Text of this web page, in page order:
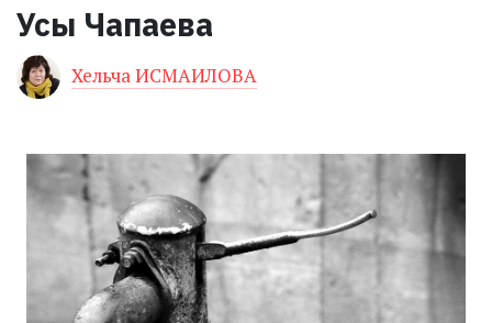
Усы Чапаева
Хельча ИСМАИЛОВА